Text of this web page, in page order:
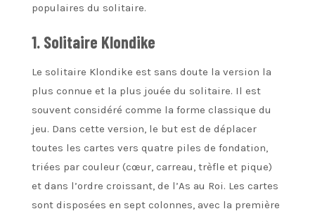
populaires du solitaire.
1. Solitaire Klondike
Le solitaire Klondike est sans doute la version la
plus connue et la plus jouée du solitaire. Il est
souvent considéré comme la forme classique du
jeu. Dans cette version, le but est de déplacer
toutes les cartes vers quatre piles de fondation,
triées par couleur (cœur, carreau, trèfle et pique)
et dans l’ordre croissant, de l’As au Roi. Les cartes
sont disposées en sept colonnes, avec la première